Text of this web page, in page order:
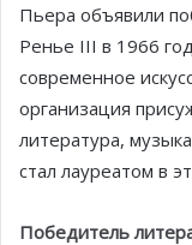
Пьера объявили
Ренье III в 1966
современное
организация
литература,
стал лауреатом в
Победитель